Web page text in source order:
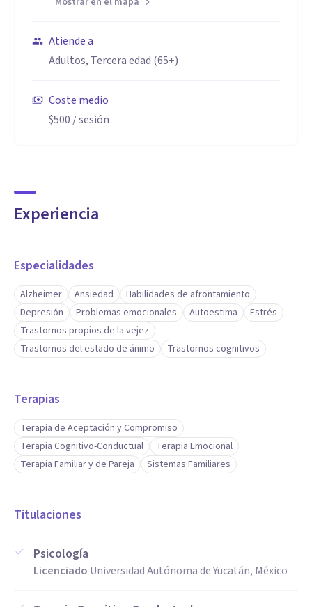
Atiende a
Adultos, Tercera edad (65+)
Coste medio
$500 / sesión
Experiencia
Especialidades
Alzheimer Ansiedad
Habilidades de afrontamiento
Depresión
Problemas emocionales Autoestima
Estrés
Trastornos propios de la vejez
Trastornos del estado de ánimo
Trastornos cognitivos
Terapias
Terapia de Aceptación y Compromiso
Terapia Cognitivo-Conductual
Terapia Emocional
Terapia Familiar y de Pareja
Sistemas Familiares
Titulaciones
Psicología
Licenciado Universidad Autónoma de Yucatán, México